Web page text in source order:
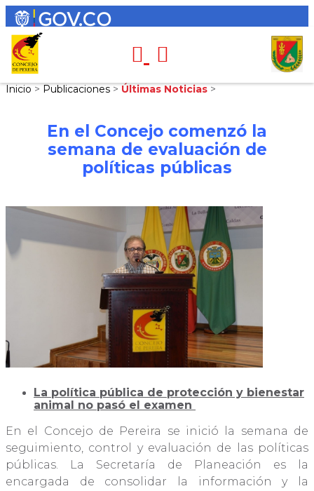
Inicio > Publicaciones > Últimas Noticias >
En el Concejo comenzó la
semana de evaluación de
políticas públicas
La política pública de protección y bienestar
animal no pasó el examen
En el Concejo de Pereira se inició la semana de
seguimiento, control y evaluación de las políticas
públicas. La Secretaría de Planeación es la
encargada de consolidar la información y la